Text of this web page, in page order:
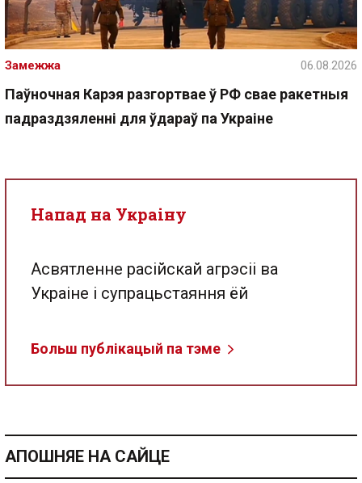
Паўночная Карэя разгортвае ў РФ свае ракетныя
падраздзяленні для ўдараў па Украіне
Замежжа 06.08.2026
Напад на Украіну
Асвятленне расійскай агрэсіі ва
Украіне і супрацьстаяння ёй
Больш публікацый па тэме
АПОШНЯЕ НА САЙЦЕ